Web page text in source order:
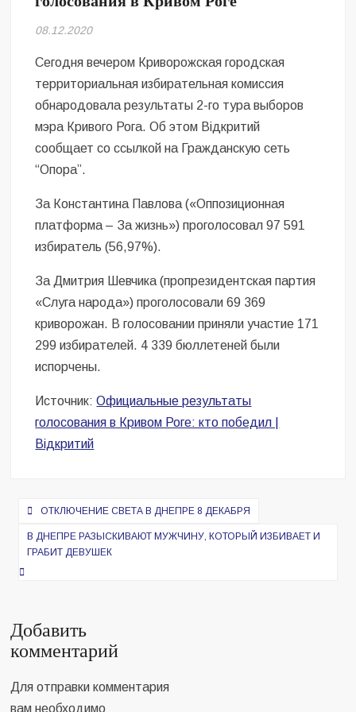
Безугла закликає валити Сирського
сучасну моду
Командувач ВМС Неїжпапа закликав не дестабілізувати ситуацію
навколо керівництва армії
08.12.2020
Сегодня вечером Криворожская городская
территориальная избирательная комиссия
обнародовала результаты 2-го тура выборов
мэра Кривого Рога. Об этом Відкритий
сообщает со ссылкой на Гражданскую сеть
“Опора”.
За Константина Павлова («Оппозиционная
платформа – За жизнь») проголосовал 97 591
избиратель (56,97%).
За Дмитрия Шевчика (пропрезидентская партия
«Слуга народа») проголосовали 69 369
криворожан. В голосовании приняли участие 171
299 избирателей. 4 339 бюллетеней были
испорчены.
Источник:Официальные результаты
голосования в Кривом Роге: кто победил |
Відкритий
Навигация
по
записям
ОТКЛЮЧЕНИЕ СВЕТА В ДНЕПРЕ 8 ДЕКАБРЯ
В ДНЕПРЕ РАЗЫСКИВАЮТ МУЖЧИНУ, КОТОРЫЙ ИЗБИВАЕТ И
ГРАБИТ ДЕВУШЕК
Добавить
комментарий
Для отправки комментария
вам необходимо